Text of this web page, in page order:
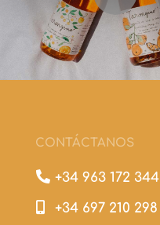
CONTÁCTANOS
 +34 963 172 344
+34 697 210 298